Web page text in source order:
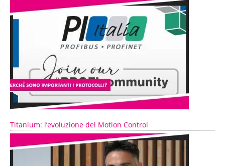
Titanium: l’evoluzione del Motion Control